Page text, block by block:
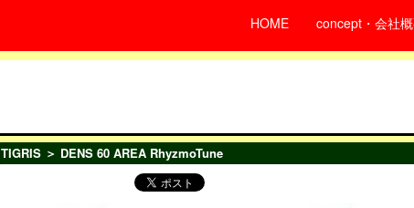
HOME concept・会社
TIGRIS＞ DENS 60 AREA RhyzmoTune